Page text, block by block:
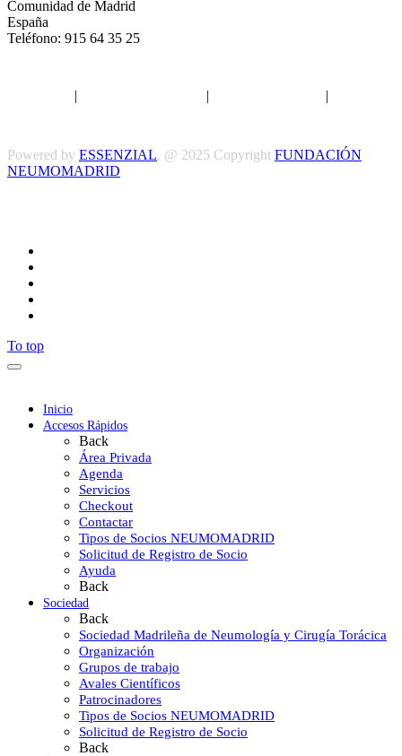
Comunidad de Madrid
España
Teléfono: 915 64 35 25
| | |
Powered by ESSENZIAL. @ 2025 Copyright FUNDACIÓN
NEUMOMADRID
To top
Inicio
Accesos Rápidos
Back
Área Privada
Agenda
Servicios
Checkout
Contactar
Tipos de Socios NEUMOMADRID
Solicitud de Registro de Socio
Ayuda
Back
Sociedad
Back
Sociedad Madrileña de Neumología y Cirugía Torácica
Organización
Grupos de trabajo
Avales Científicos
Patrocinadores
Tipos de Socios NEUMOMADRID
Solicitud de Registro de Socio
Back